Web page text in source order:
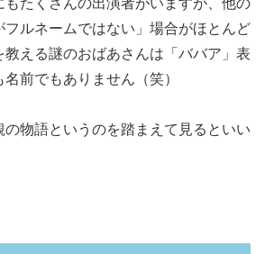
フルネームではない」場合がほとんど
教える謎のおばあさんは「ババア」表
前でもありません（笑）
の物語というのを踏まえて見るといい